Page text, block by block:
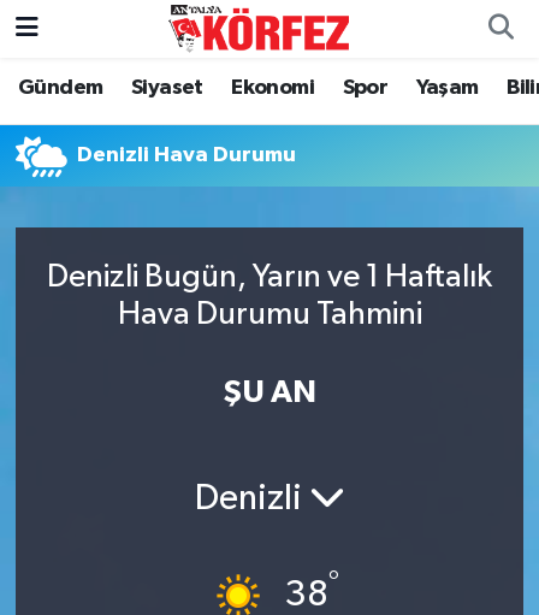
Gündem Siyaset Ekonomi Spor Yaşam
Denizli Hava Durumu
Denizli Bugün, Yarın ve 1 Haftalık
Hava Durumu Tahmini
ŞU AN
Denizli
38°
Gündem
Siyaset
Ekonomi
Nöbetçi Eczaneler
Hava Durumu
Süper Lig Puan Durumu ve Fikstür
Son Dakika Haberleri